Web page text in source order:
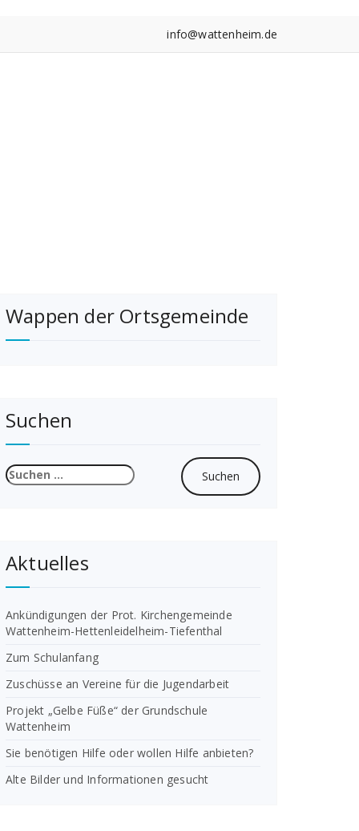
info@wattenheim.de
Wappen der Ortsgemeinde
Suchen
Suchen
nach:
Aktuelles
Ankündigungen der Prot. Kirchengemeinde
Wattenheim-Hettenleidelheim-Tiefenthal
Zum Schulanfang
Zuschüsse an Vereine für die Jugendarbeit
Projekt „Gelbe Füße“ der Grundschule
Wattenheim
Sie benötigen Hilfe oder wollen Hilfe anbieten?
Alte Bilder und Informationen gesucht